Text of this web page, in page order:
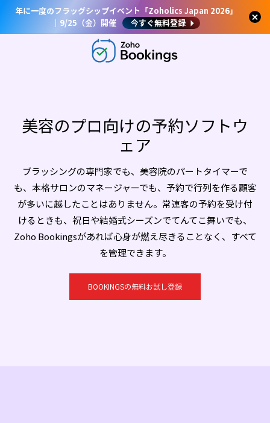
年に一度のフラッグシップイベント「Zoholics Japan 2026」
｜9/25（金）開催
今すぐ無料登録
美容のプロ向けの予約ソフトウ
ェア
ブラッシングの専門家でも、美容院のパートタイマーで
も、本格サロンのマネージャーでも、予約で行列を作る顧客
が多いに越したことはありません。常連客の予約を受け付
けるときも、祝日や結婚式シーズンでてんてこ舞いでも、
Zoho Bookingsがあれば心身が燃え尽きることなく、すべて
を管理できます。
BOOKINGSの無料お試し登録